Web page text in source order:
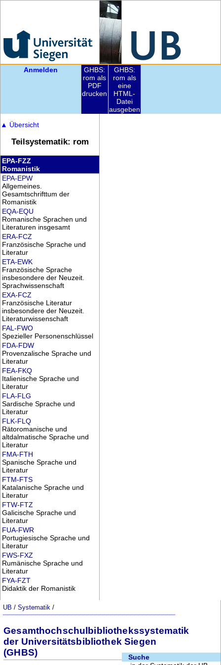
Anmelden
GHBS:
rom als
PDF
drucken
GHBS:
rom als
eine
HTML-
Datei
ausgeben
▲ Übersicht
Teilsystematik: rom
EPA-FZZ
Romanistik
EPA-EPW
Allgemeines.
Gesamtschrifttum der
Romanistik
EQA-EQU
Romanische Sprachen und
Literaturen insgesamt
ERA-FCZ
Französische Sprache und
Literatur
ETA-EWK
Französische Sprache
insbesondere der Neuzeit.
Sprachwissenschaft
EXA-FCZ
Französische Literatur
insbesondere der Neuzeit.
Literaturwissenschaft
FAL-FWO
Spezieller Personenschlüssel
FDA-FDW
Provenzalische Sprache und
Literatur
FEA-FKQ
Italienische Sprache und
Literatur
FLA-FLG
Sardische Sprache und
Literatur
FLK-FLQ
Rätoromanische und
altdalmatische Sprache und
Literatur
FMA-FTH
Spanische Sprache und
Literatur
FTM-FTS
Katalanische Sprache und
Literatur
FTW-FTZ
Galicische Sprache und
Literatur
FUA-FWR
Portugiesische Sprache und
Literatur
FWS-FXZ
Rumänische Sprache und
Literatur
FYA-FZT
Didaktik der Romanistik
UB /Systematik /
Gesamthochschulbibliothekssystematik
der Universitätsbibliothek Siegen
(GHBS)
Suche